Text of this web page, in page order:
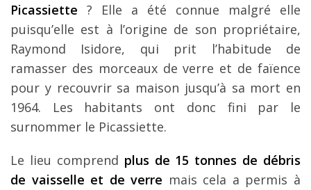
Picassiette ? Elle a été connue malgré elle
puisqu’elle est à l’origine de son propriétaire,
Raymond Isidore, qui prit l’habitude de
ramasser des morceaux de verre et de faïence
pour y recouvrir sa maison jusqu’à sa mort en
1964. Les habitants ont donc fini par le
surnommer le Picassiette.
Le lieu comprend plus de 15 tonnes de débris
de vaisselle et de verre mais cela a permis à